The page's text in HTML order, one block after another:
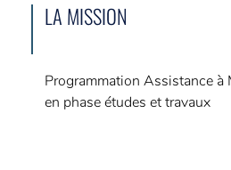
LA MISSION
Programmation Assistance à
en phase études et travaux